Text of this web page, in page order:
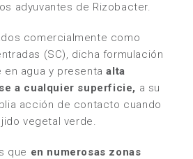
adyuvantes de Rizobacter.
comercialmente como
(SC), dicha formulación
en agua y presentaalta
a cualquier superficie, a su
acción de contacto cuando
vegetal verde.
que en numerosas zonas